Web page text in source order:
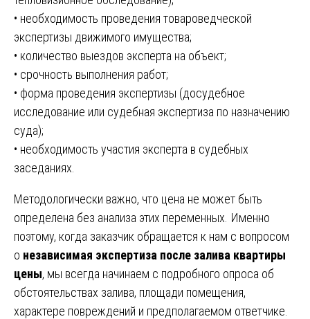
• необходимость проведения товароведческой
экспертизы движимого имущества;
• количество выездов эксперта на объект;
• срочность выполнения работ;
• форма проведения экспертизы (досудебное
исследование или судебная экспертиза по назначению
суда);
• необходимость участия эксперта в судебных
заседаниях.
Методологически важно, что цена не может быть
определена без анализа этих переменных. Именно
поэтому, когда заказчик обращается к нам с вопросом
о независимая экспертиза после залива квартиры
цены, мы всегда начинаем с подробного опроса об
обстоятельствах залива, площади помещения,
характере повреждений и предполагаемом ответчике.